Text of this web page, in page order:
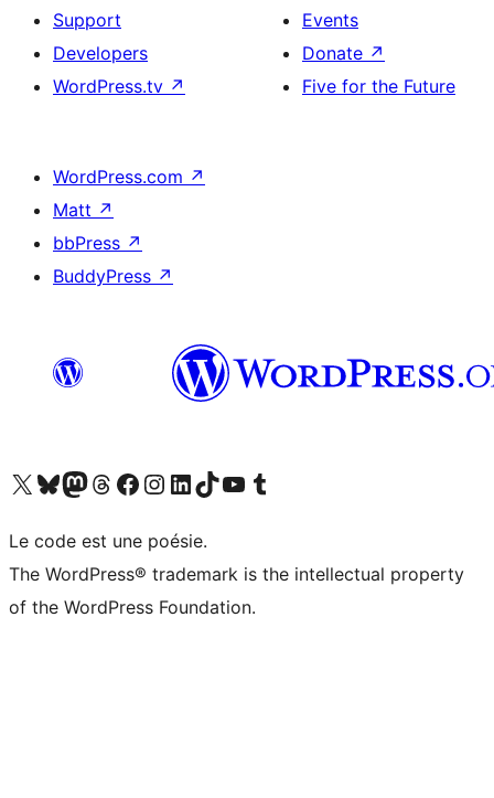
Support
Developers
WordPress.tv ↗
Events
Donate ↗
Five for the Future
WordPress.com ↗
Matt ↗
bbPress ↗
BuddyPress ↗
Visit our X (formerly Twitter) account
Visitez notre compte Bluesky
Visit our Mastodon account
Visitez notre compte Threads
Visit our Facebook page
Visit our Instagram account
Visit our LinkedIn account
Visitez notre compte TikTok
Visit our YouTube channel
Visitez notre compte Tumblr
Le code est une poésie.
The WordPress® trademark is the intellectual property
of the WordPress Foundation.